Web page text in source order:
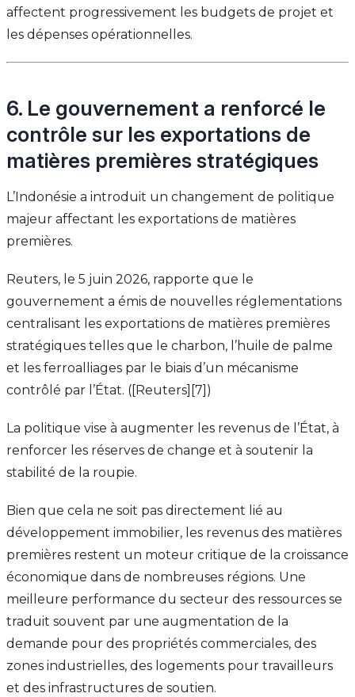
affectent progressivement les budgets de projet et
les dépenses opérationnelles.
6. Le gouvernement a renforcé le
contrôle sur les exportations de
matières premières stratégiques
L’Indonésie a introduit un changement de politique
majeur affectant les exportations de matières
premières.
Reuters, le 5 juin 2026, rapporte que le
gouvernement a émis de nouvelles réglementations
centralisant les exportations de matières premières
stratégiques telles que le charbon, l’huile de palme
et les ferroalliages par le biais d’un mécanisme
contrôlé par l’État. ([Reuters][7])
La politique vise à augmenter les revenus de l’État, à
renforcer les réserves de change et à soutenir la
stabilité de la roupie.
Bien que cela ne soit pas directement lié au
développement immobilier, les revenus des matières
premières restent un moteur critique de la croissance
économique dans de nombreuses régions. Une
meilleure performance du secteur des ressources se
traduit souvent par une augmentation de la
demande pour des propriétés commerciales, des
zones industrielles, des logements pour travailleurs
et des infrastructures de soutien.